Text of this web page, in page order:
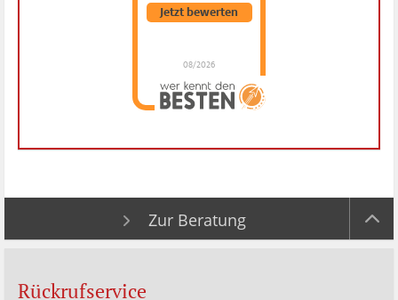
08/2026
Jetzt bewerten
Dr. Hubert Menken
hat4.88 von5
MenkenBewertungen
Zur Beratung
Rückrufservice